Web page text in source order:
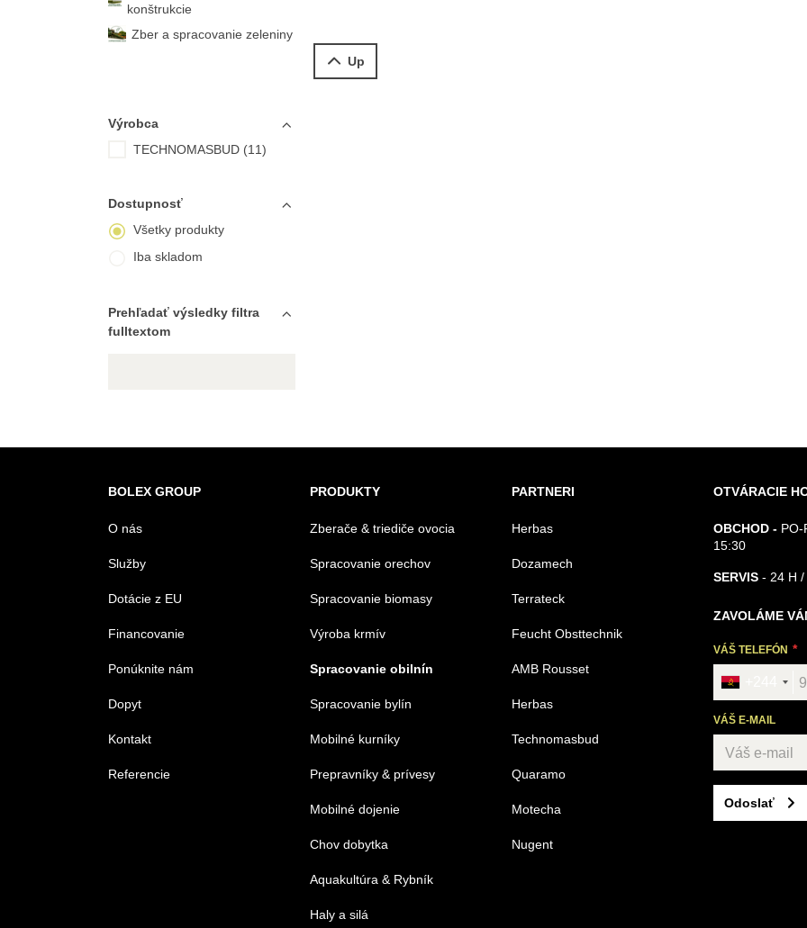
Up
konštrukcie
Zber a spracovanie zeleniny
Výrobca
TECHNOMASBUD (11)
Dostupnosť
Všetky produkty
Iba skladom
Prehľadať výsledky filtra
fulltextom
BOLEX GROUP
O nás
Služby
Dotácie z EU
Financovanie
Ponúknite nám
Dopyt
Kontakt
Referencie
PRODUKTY
Zberače & triediče ovocia
Spracovanie orechov
Spracovanie biomasy
Výroba krmív
Spracovanie obilnín
Spracovanie bylín
Mobilné kurníky
Prepravníky & prívesy
Mobilné dojenie
Chov dobytka
Aquakultúra & Rybník
Haly a silá
PARTNERI
Herbas
Dozamech
Terrateck
Feucht Obsttechnik
AMB Rousset
Herbas
Technomasbud
Quaramo
Motecha
Nugent
OTVÁRACIE
OBCHOD - PO-
15:30
SERVIS - 24 H /
ZAVOLÁME
VÁŠ TELEFÓN
VÁŠ E-MAIL
Odoslať